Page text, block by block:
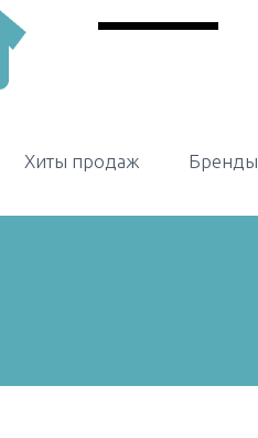
Хиты продаж Бренды